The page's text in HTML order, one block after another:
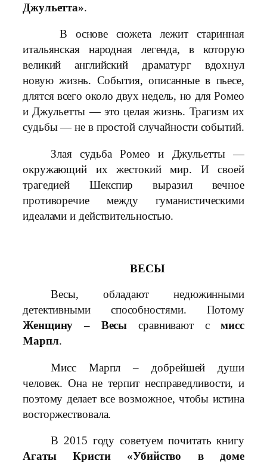
Джульетта».
В основе сюжета лежит старинная
итальянская народная легенда, в которую
великий английский драматург вдохнул
новую жизнь. События, описанные в пьесе,
длятся всего около двух недель, но для Ромео
и Джульетты — это целая жизнь. Трагизм их
судьбы — не в простой случайности событий.
Злая судьба Ромео и Джульетты —
окружающий их жестокий мир. И своей
трагедией Шекспир выразил вечное
противоречие между гуманистическими
идеалами и действительностью.
ВЕСЫ
Весы, обладают недюжинными
детективными способностями. Потому
Женщину – Весы сравнивают смисс
Марпл.
Мисс Марпл – добрейшей души
человек. Она не терпит несправедливости, и
поэтому делает все возможное, чтобы истина
восторжествовала.
В 2015 году советуем почитать книгу
Агаты Кристи «Убийство в доме